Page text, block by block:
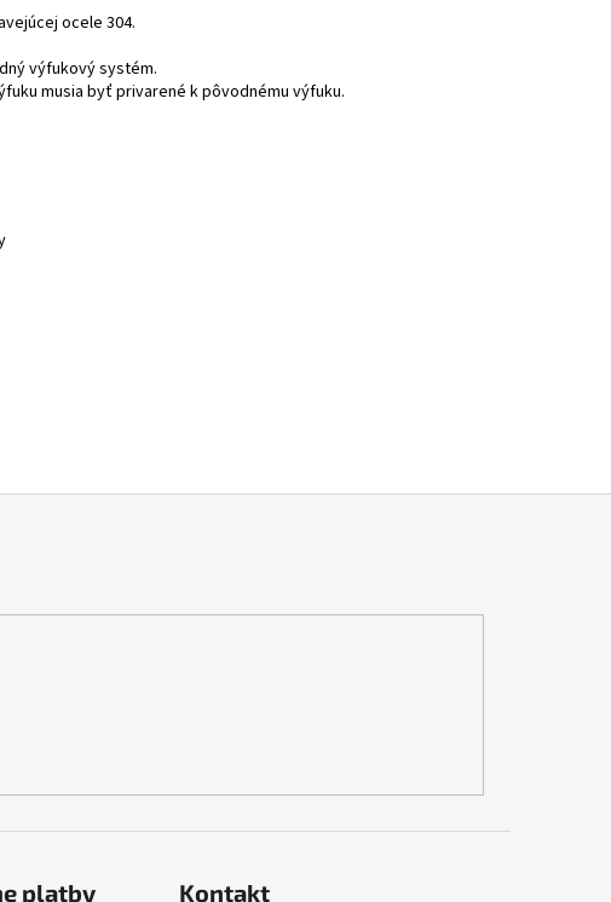
ocele 304.
výfukový systém.
musia byť privarené k pôvodnému výfuku.
platby Kontakt